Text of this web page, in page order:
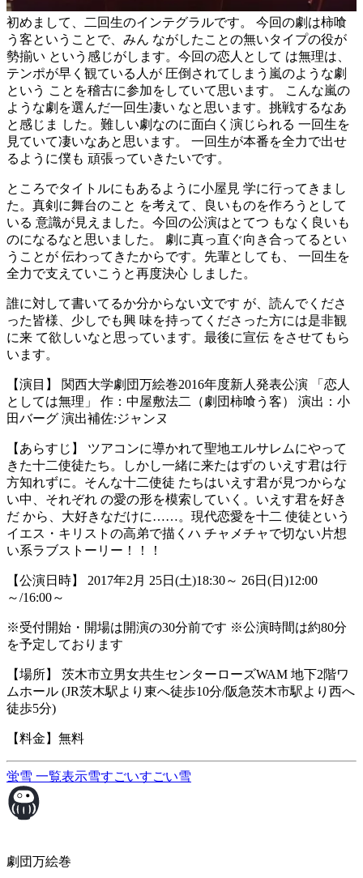
初めまして、二回生のインテグラルです。 今回の劇は柿喰
う客ということで、みん ながしたことの無いタイプの役が
勢揃い という感じがします。今回の恋人として は無理は、
テンポが早く観ている人が 圧倒されてしまう嵐のような劇
という ことを稽古に参加をしていて思います。 こんな嵐の
ような劇を選んだ一回生凄い なと思います。挑戦するなあ
と感じま した。難しい劇なのに面白く演じられる 一回生を
見ていて凄いなあと思います。 一回生が本番を全力で出せ
るように僕も 頑張っていきたいです。
ところでタイトルにもあるように小屋見 学に行ってきまし
た。真剣に舞台のこと を考えて、良いものを作ろうとして
いる 意識が見えました。今回の公演はとてつ もなく良いも
のになるなと思いました。 劇に真っ直ぐ向き合ってるとい
うことが 伝わってきたからです。先輩としても、 一回生を
全力で支えていこうと再度決心 しました。
誰に対して書いてるか分からない文です が、読んでくださ
った皆様、少しでも興 味を持ってくださった方には是非観
に来 て欲しいなと思っています。最後に宣伝 をさせてもら
います。
【演目】 関西大学劇団万絵巻2016年度新人発表公演 「恋人
としては無理」 作：中屋敷法二（劇団柿喰う客） 演出：小
田バーグ 演出補佐:ジャンヌ
【あらすじ】 ツアコンに導かれて聖地エルサレムにやって
きた十二使徒たち。しかし一緒に来たはずの いえす君は行
方知れずに。そんな十二使徒 たちはいえす君が見つからな
い中、それぞれ の愛の形を模索していく。いえす君を好き
だ から、大好きなだけに……。現代恋愛を十二 使徒という
イエス・キリストの高弟で描くハ チャメチャで切ない片想
い系ラブストーリー！！！
【公演日時】 2017年2月 25日(土)18:30～ 26日(日)12:00
～/16:00～
※受付開始・開場は開演の30分前です ※公演時間は約80分
を予定しております
【場所】 茨木市立男女共生センターローズWAM 地下2階ワ
ムホール (JR茨木駅より東へ徒歩10分/阪急茨木市駅より西へ
徒歩5分)
【料金】無料
蛍雪 一覧表示雪すごいすごい雪
劇団万絵巻